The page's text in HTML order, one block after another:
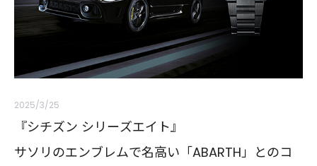
2025/3/25
『シチズン シリーズエイト』
サソリのエンブレムで名高い「ABARTH」とのコ